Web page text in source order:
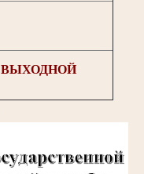
ВЫХОДНОЙ